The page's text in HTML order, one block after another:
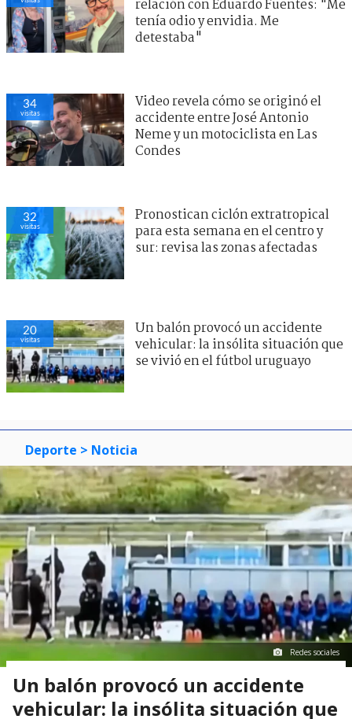
relación con Eduardo Fuentes: "Me
tenía odio y envidia. Me
detestaba"
34
visitas
Video revela cómo se originó el
accidente entre José Antonio
Neme y un motociclista en Las
Condes
32
visitas
Pronostican ciclón extratropical
para esta semana en el centro y
sur: revisa las zonas afectadas
20
visitas
Un balón provocó un accidente
vehicular: la insólita situación que
se vivió en el fútbol uruguayo
Deporte > Noticia
Redes sociales
Un balón provocó un accidente
vehicular: la insólita situación que